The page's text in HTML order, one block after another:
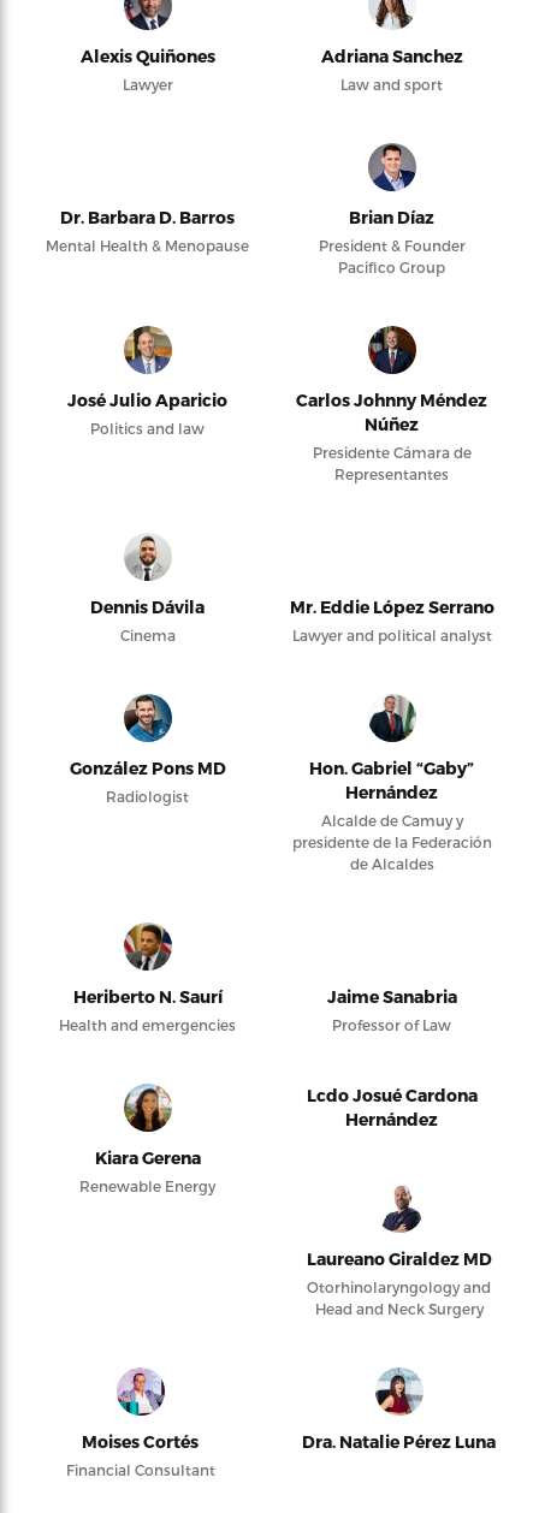
Alexis Quiñones
Lawyer
Adriana Sanchez
Law and sport
Dr. Barbara D. Barros
Mental Health & Menopause
Brian Díaz
President & Founder
Pacifico Group
José Julio Aparicio
Politics and law
Carlos Johnny Méndez
Núñez
Presidente Cámara de
Representantes
Dennis Dávila
Cinema
Mr. Eddie López Serrano
Lawyer and political analyst
González Pons MD
Radiologist
Hon. Gabriel “Gaby”
Hernández
Alcalde de Camuy y
presidente de la Federación
de Alcaldes
Heriberto N. Saurí
Health and emergencies
Jaime Sanabria
Professor of Law
Kiara Gerena
Renewable Energy
Lcdo Josué Cardona
Hernández
Laureano Giraldez MD
Otorhinolaryngology and
Head and Neck Surgery
Moises Cortés
Financial Consultant
Dra. Natalie Pérez Luna